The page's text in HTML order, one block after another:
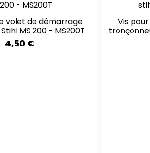
volet de démarrage
MS 200 - MS200T
4,50 €
Vis